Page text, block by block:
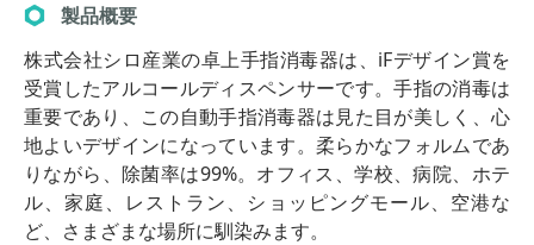
製品概要
株式会社シロ産業の卓上手指消毒器は、iFデザイン賞を
受賞したアルコールディスペンサーです。手指の消毒は
重要であり、この自動手指消毒器は見た目が美しく、心
地よいデザインになっています。柔らかなフォルムであ
りながら、除菌率は99%。オフィス、学校、病院、ホテ
ル、家庭、レストラン、ショッピングモール、空港な
ど、さまざまな場所に馴染みます。